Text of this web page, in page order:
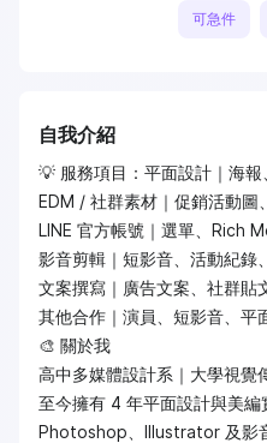
可急件
自我介紹
💡 服務項目：平面設計｜海
EDM / 社群素材｜促銷活動圖
LINE 官方帳號｜選單、Rich
影音剪輯｜短影音、活動紀錄
文案撰寫｜廣告文案、社群貼
其他合作｜演員、短影音、平
🎨 關於我
高中多媒體設計系｜大學視覺
至今擁有 4 年平面設計與美編
Photoshop、Illustrator 及影